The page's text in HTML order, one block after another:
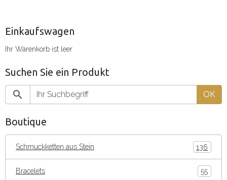
Einkaufswagen
Ihr Warenkorb ist leer
Suchen Sie ein Produkt
OK
Boutique
Schmuckketten aus Stein 136
Bracelets 55